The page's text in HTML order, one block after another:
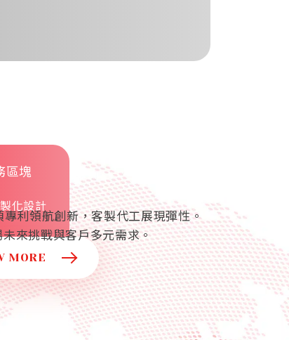
利領航創新，客製代工展現彈性。
來挑戰與客戶多元需求。
區塊
化設計
MORE